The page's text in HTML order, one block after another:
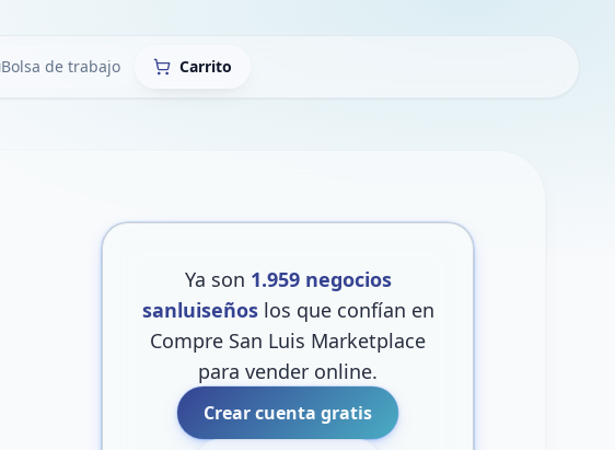
Bolsa de trabajo Carrito
Ya son 1.959negocios
sanluiseños los que confían en
Compre San Luis Marketplace
para vender online.
Crear cuenta gratis